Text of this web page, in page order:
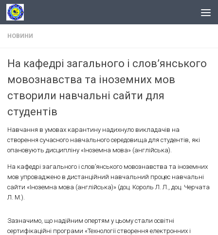
Skip to content
НОВИНИ
На кафедрі загального і слов’янського
мовознавства та іноземних мов
створили навчальні сайти для
студентів
Навчання в умовах карантину надихнуло викладачів на
створення сучасного навчального середовища для студентів, які
опановують дисципліну «Іноземна мова» (англійська).
На кафедрі загального і слов’янського мовознавства та іноземних
мов упроваджено в дистанційний навчальний процес навчальні
сайти «Іноземна мова (англійська)» (доц. Король Л. Л., доц. Черчата
Л. М.).
Зазначимо, що надійним опертям у цьому стали освітні
сертифікаційні програми «Технології створення електронних і